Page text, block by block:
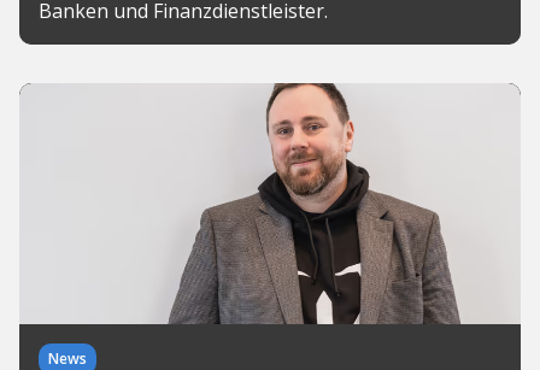
Banken und Finanzdienstleister.
News